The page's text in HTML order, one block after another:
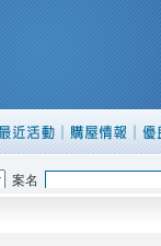
案名